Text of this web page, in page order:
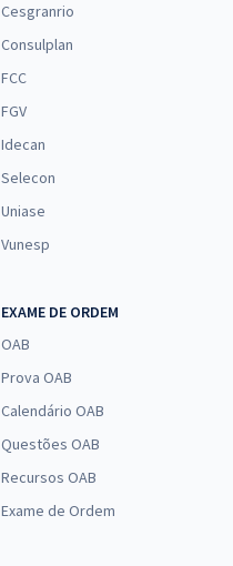
Cesgranrio
Consulplan
FCC
FGV
Idecan
Selecon
Uniase
Vunesp
EXAME DE ORDEM
OAB
Prova OAB
Calendário OAB
Questões OAB
Recursos OAB
Exame de Ordem